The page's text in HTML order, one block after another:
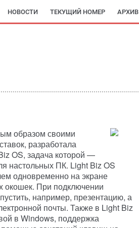
НОВОСТИ ТЕКУЩИЙ НОМЕР АРХИВ
образом своими
разработала
OS, задача которой —
настольных ПК. Light Biz OS
одновременно на экране
окошек. При подключении
например, презентацию, а
почты. Также в Light Biz
в Windows, поддержка